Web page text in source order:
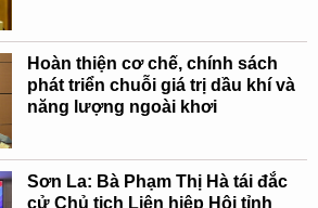
Hoàn thiện cơ chế, chính sách
phát triển chuỗi giá trị dầu khí và
năng lượng ngoài khơi
Sơn La: Bà Phạm Thị Hà tái đắc
cử Chủ tịch Liên hiệp Hội tỉnh